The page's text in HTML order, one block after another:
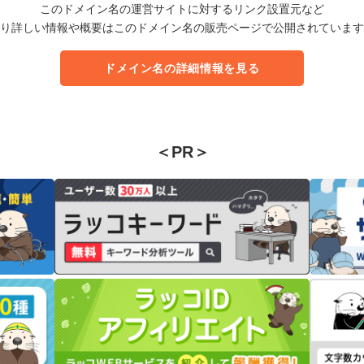
このドメイン名の運営サイトに対するリンク設置元など
詳しい情報や概要はこのドメイン名の販売ページで公開されていま
ドメイン名の詳細情報を見る
＜PR＞